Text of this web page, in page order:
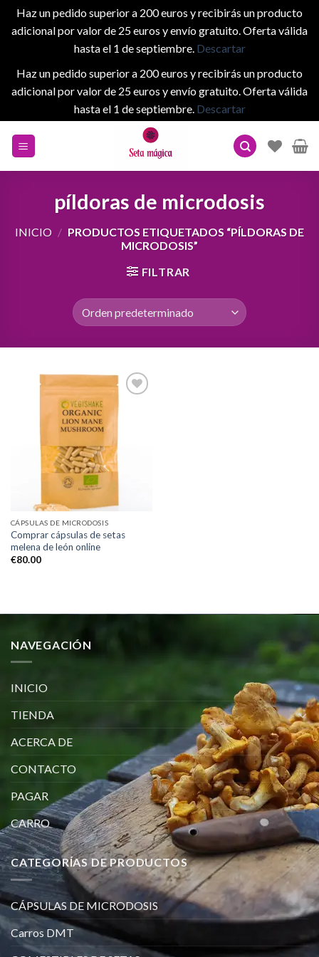
Haz un pedido superior a 200 euros y recibirás un producto
adicional por valor de 25 euros y envío gratuito. Oferta válida
hasta el 1 de septiembre. Descartar
Haz un pedido superior a 200 euros y recibirás un producto
adicional por valor de 25 euros y envío gratuito. Oferta válida
hasta el 1 de septiembre. Descartar
píldoras de microdosis
INICIO / PRODUCTOS ETIQUETADOS “PÍLDORAS DE
MICRODOSIS”
FILTRAR
CÁPSULAS DE MICRODOSIS
Comprar cápsulas de setas
melena de león online
€80.00
NAVEGACIÓN
INICIO
TIENDA
ACERCA DE
CONTACTO
PAGAR
CARRO
CATEGORÍAS DE PRODUCTOS
CÁPSULAS DE MICRODOSIS
Carros DMT